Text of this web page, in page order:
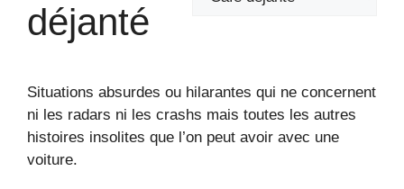
déjanté
Situations absurdes ou hilarantes qui ne concernent
ni les radars ni les crashs mais toutes les autres
histoires insolites que l’on peut avoir avec une
voiture.